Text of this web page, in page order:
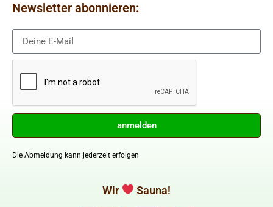
Newsletter abonnieren:
anmelden
Die Abmeldung kann jederzeit erfolgen
Wir Sauna!